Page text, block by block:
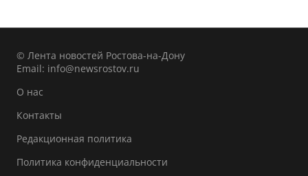
© Лента новостей Ростова-на-Дону
Email: info@newsrostov.ru
О нас
Контакты
Редакционная политика
Политика конфиденциальности